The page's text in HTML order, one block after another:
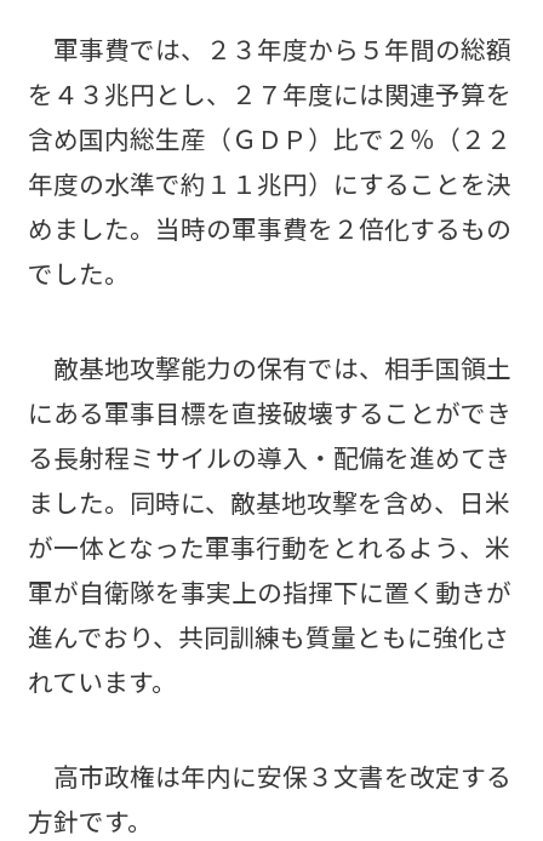
軍事費では、２３年度から５年間の総額
を４３兆円とし、２７年度には関連予算を
含め国内総生産（ＧＤＰ）比で２％（２２
年度の水準で約１１兆円）にすることを決
めました。当時の軍事費を２倍化するもの
でした。
敵基地攻撃能力の保有では、相手国領土
にある軍事目標を直接破壊することができ
る長射程ミサイルの導入・配備を進めてき
ました。同時に、敵基地攻撃を含め、日米
が一体となった軍事行動をとれるよう、米
軍が自衛隊を事実上の指揮下に置く動きが
進んでおり、共同訓練も質量ともに強化さ
れています。
高市政権は年内に安保３文書を改定する
方針です。